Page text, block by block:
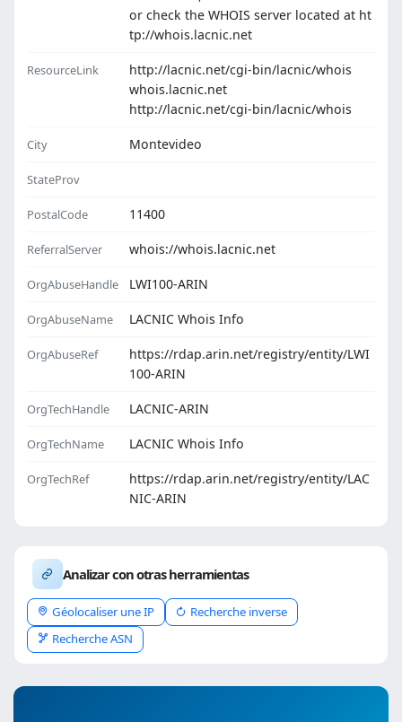
or check the WHOIS server located at ht
tp://whois.lacnic.net
ResourceLink
http://lacnic.net/cgi-bin/lacnic/whois
whois.lacnic.net
http://lacnic.net/cgi-bin/lacnic/whois
City Montevideo
StateProv
PostalCode 11400
ReferralServer whois://whois.lacnic.net
OrgAbuseHandle LWI100-ARIN
OrgAbuseName LACNIC Whois Info
OrgAbuseRef
https://rdap.arin.net/registry/entity/LWI
100-ARIN
OrgTechHandle LACNIC-ARIN
OrgTechName LACNIC Whois Info
OrgTechRef
https://rdap.arin.net/registry/entity/LAC
NIC-ARIN
Analizar con otras herramientas
Géolocaliser une IP
Recherche inverse
Recherche ASN